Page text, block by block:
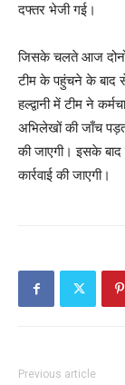
दफ्तर भेजी गई।
जिसके चलते आज दोनों
टीम के पहुंचने के बाद
हल्द्वानी में टीम ने
अभिलेखों की जाँच
की जाएगी। इसके बाद
कार्रवाई की जाएगी।
Previous article